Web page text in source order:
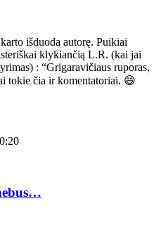
išduoda autorę. Puikiai
klykiančią L.R. (kai jai
: “Grigaravičiaus ruporas,
tokie čia ir komentatoriai. 😄